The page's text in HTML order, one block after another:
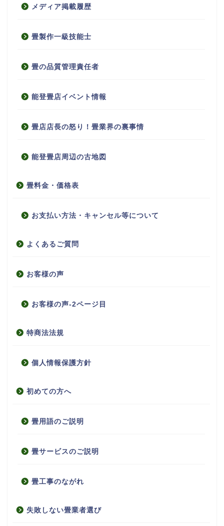
メディア掲載履歴
畳製作一級技能士
畳の品質管理責任者
能登畳店イベント情報
畳店店長の怒り！畳業界の裏事情
能登畳店周辺の古地図
畳料金・価格表
お支払い方法・キャンセル等について
よくあるご質問
お客様の声
お客様の声-2ページ目
特商法法規
個人情報保護方針
初めての方へ
畳用語のご説明
畳サービスのご説明
畳工事のながれ
失敗しない畳業者選び